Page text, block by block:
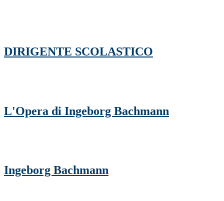
DIRIGENTE SCOLASTICO
L'Opera di Ingeborg Bachmann
Ingeborg Bachmann